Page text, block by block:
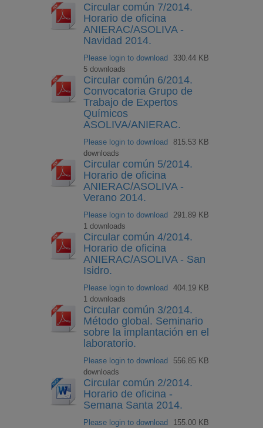
Circular común 7/2014.
Horario de oficina
ANIERAC/ASOLIVA -
Navidad 2014.
Please login to download
330.44 KB
5 downloads
Circular común 6/2014.
Convocatoria Grupo de
Trabajo de Expertos
Químicos
ASOLIVA/ANIERAC.
Please login to download
815.53 KB
downloads
Circular común 5/2014.
Horario de oficina
ANIERAC/ASOLIVA -
Verano 2014.
Please login to download
291.89 KB
1 downloads
Circular común 4/2014.
Horario de oficina
ANIERAC/ASOLIVA - San
Isidro.
Please login to download
404.19 KB
1 downloads
Circular común 3/2014.
Método global. Seminario
sobre la implantación en el
laboratorio.
Please login to download
556.85 KB
downloads
Circular común 2/2014.
Horario de oficina -
Semana Santa 2014.
Please login to download
155.00 KB